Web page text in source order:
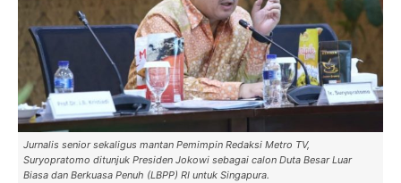
Jurnalis senior sekaligus mantan Pemimpin Redaksi Metro TV,
Suryopratomo ditunjuk Presiden Jokowi sebagai calon Duta Besar Luar
Biasa dan Berkuasa Penuh (LBPP) RI untuk Singapura.